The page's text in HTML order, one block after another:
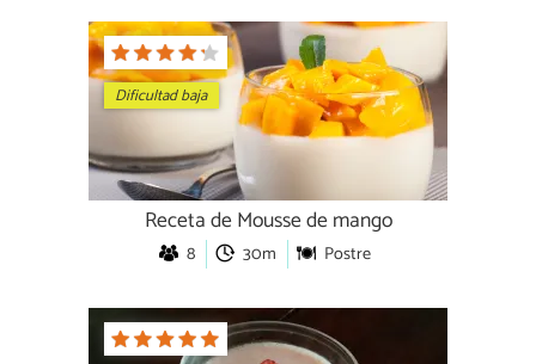
Dificultad baja
Receta de Mousse de mango
8 30m Postre